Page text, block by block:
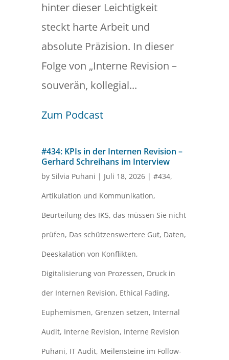
hinter dieser Leichtigkeit
steckt harte Arbeit und
absolute Präzision. In dieser
Folge von „Interne Revision –
souverän, kollegial...
Zum Podcast
#434: KPIs in der Internen Revision –
Gerhard Schreihans im Interview
by Silvia Puhani | Juli 18, 2026| #434,
Artikulation und Kommunikation,
Beurteilung des IKS, das müssen Sie nicht
prüfen, Das schützenswertere Gut, Daten,
Deeskalation von Konflikten,
Digitalisierung von Prozessen, Druck in
der Internen Revision, Ethical Fading,
Euphemismen, Grenzen setzen, Internal
Audit, Interne Revision, Interne Revision
Puhani, IT Audit, Meilensteine im Follow-